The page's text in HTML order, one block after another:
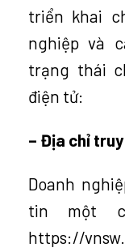
triển khai
nghiệp và
trạng thái
điện tử:
– Địa chỉ
Doanh
tin một
https://